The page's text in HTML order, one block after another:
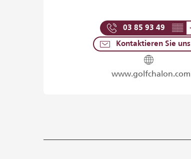
03 85 93 49 ▒▒
Kontaktieren Sie uns
www.golfchalon.com